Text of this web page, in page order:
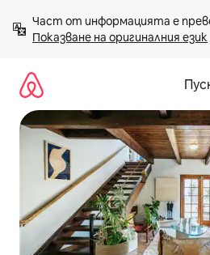
към
съдържанието
Показване на оригиналния език